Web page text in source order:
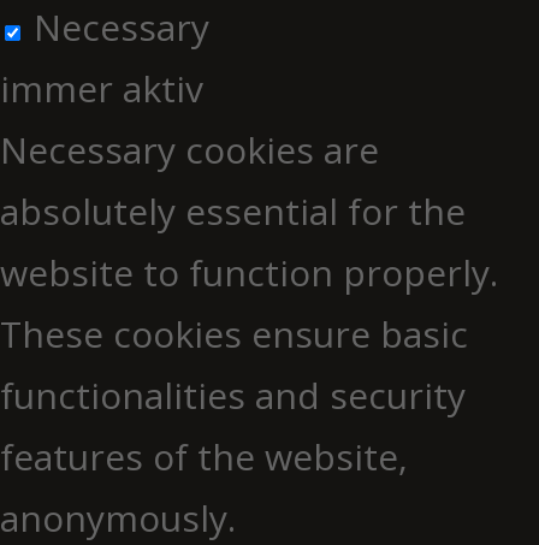
Necessary
immer aktiv
Necessary cookies are
absolutely essential for the
website to function properly.
These cookies ensure basic
functionalities and security
features of the website,
anonymously.